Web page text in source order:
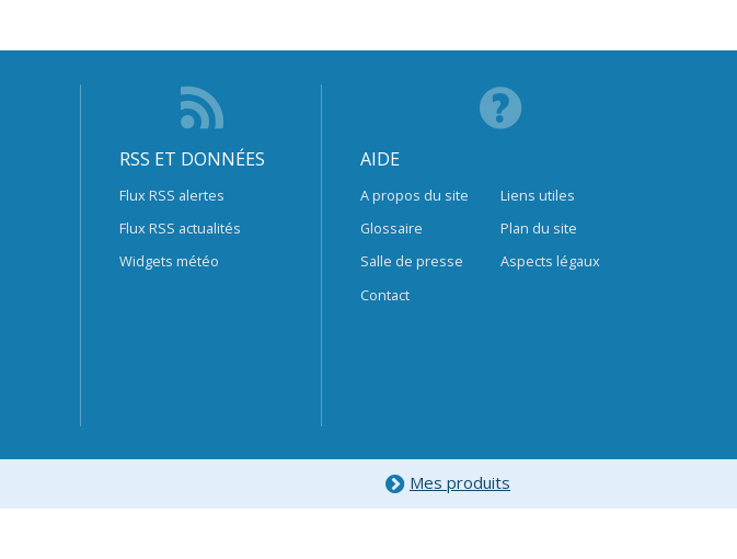
RSS ET DONNÉES
Flux RSS alertes
Flux RSS actualités
Widgets météo
AIDE
A propos du site
Glossaire
Salle de presse
Contact
Liens utiles
Plan du site
Aspects légaux
Mes produits